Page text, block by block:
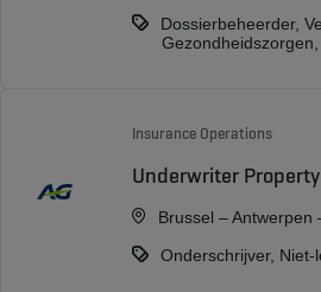
Dossierbeheerder,
Insurance Operations
Underwriter
Brussel – Antwerpen
Onderschrijver, Niet-